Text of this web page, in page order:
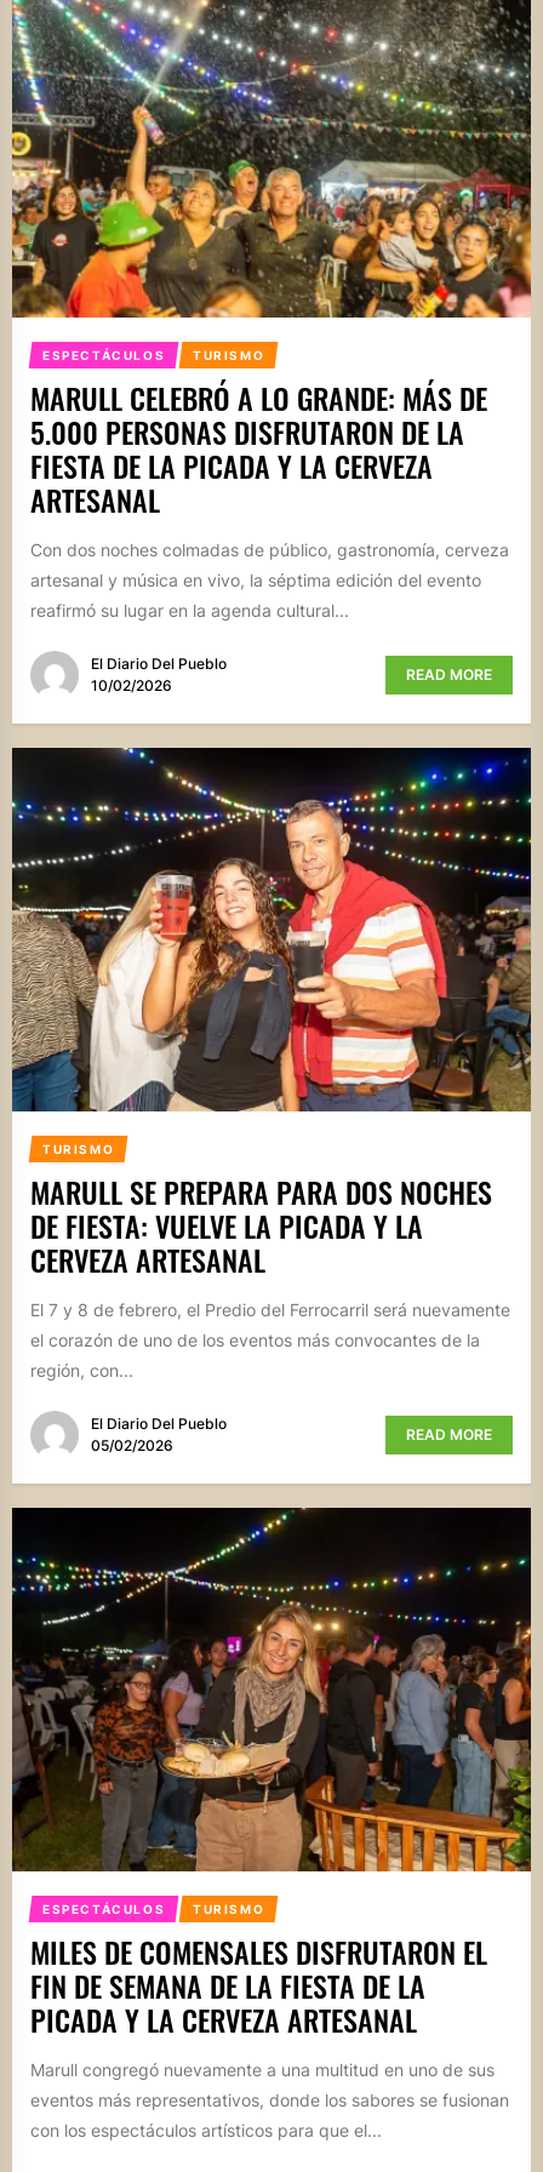
ESPECTÁCULOS TURISMO
MARULL CELEBRÓ A LO GRANDE: MÁS DE
5.000 PERSONAS DISFRUTARON DE LA
FIESTA DE LA PICADA Y LA CERVEZA
ARTESANAL
Con dos noches colmadas de público, gastronomía, cerveza
artesanal y música en vivo, la séptima edición del evento
reafirmó su lugar en la agenda cultural...
El Diario Del Pueblo
10/02/2026
READ MORE
TURISMO
MARULL SE PREPARA PARA DOS NOCHES
DE FIESTA: VUELVE LA PICADA Y LA
CERVEZA ARTESANAL
El 7 y 8 de febrero, el Predio del Ferrocarril será nuevamente
el corazón de uno de los eventos más convocantes de la
región, con...
El Diario Del Pueblo
05/02/2026
READ MORE
ESPECTÁCULOS TURISMO
MILES DE COMENSALES DISFRUTARON EL
FIN DE SEMANA DE LA FIESTA DE LA
PICADA Y LA CERVEZA ARTESANAL
Marull congregó nuevamente a una multitud en uno de sus
eventos más representativos, donde los sabores se fusionan
con los espectáculos artísticos para que el...